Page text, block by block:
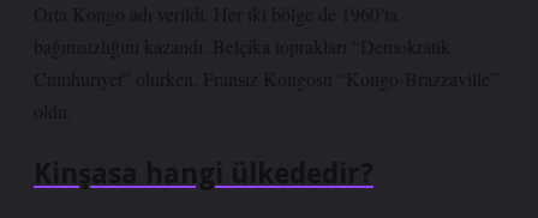
Orta Kongo adı verildi. Her iki bölge de 1960’ta
bağımsızlığını kazandı. Belçika toprakları “Demokratik
Cumhuriyet” olurken, Fransız Kongosu “Kongo-Brazzaville”
oldu.
Kinşasa hangi ülkededir?